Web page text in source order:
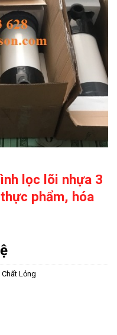
lọc lõi nhựa 3
phẩm, hóa
Lỏng